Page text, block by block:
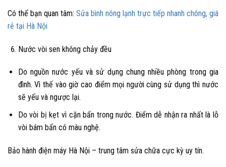
Có thể bạn quan tâm: Sửa bình nóng lạnh trực tiếp nhanh chóng, giá
rẻ tại Hà Nội
Nước vòi sen không chảy đều
Do nguồn nước yếu và sử dụng chung nhiều phòng trong gia
đình. Vì thế vào giờ cao điểm mọi người cùng sử dụng thì nước
sẽ yếu và ngược lại.
Do vòi bị kẹt vì cặn bẩn trong nước. Điểm dễ nhận ra nhất là lỗ
vòi bám bẩn có màu nghệ.
Bảo hành điện máy Hà Nội – trung tâm sửa chữa cực kỳ uy tín.